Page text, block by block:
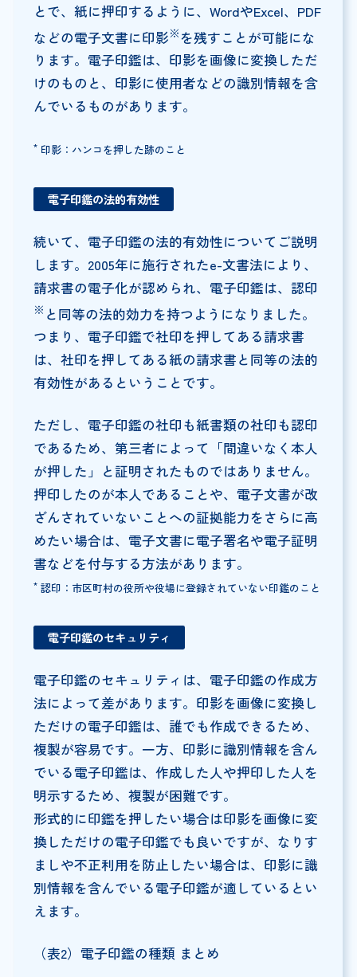
とで、紙に押印するように、WordやExcel、PDF
などの電子文書に印影※を残すことが可能にな
ります。電子印鑑は、印影を画像に変換しただ
けのものと、印影に使用者などの識別情報を含
んでいるものがあります。
*印影：ハンコを押した跡のこと
電子印鑑の法的有効性
続いて、電子印鑑の法的有効性についてご説明
します。2005年に施行されたe-文書法により、
請求書の電子化が認められ、電子印鑑は、認印
※ と同等の法的効力を持つようになりました。
つまり、電子印鑑で社印を押してある請求書
は、社印を押してある紙の請求書と同等の法的
有効性があるということです。
ただし、電子印鑑の社印も紙書類の社印も認印
であるため、第三者によって「間違いなく本人
が押した」と証明されたものではありません。
押印したのが本人であることや、電子文書が改
ざんされていないことへの証拠能力をさらに高
めたい場合は、電子文書に電子署名や電子証明
書などを付与する方法があります。
*認印：市区町村の役所や役場に登録されていない印鑑のこと
電子印鑑のセキュリティ
電子印鑑のセキュリティは、電子印鑑の作成方
法によって差があります。印影を画像に変換し
ただけの電子印鑑は、誰でも作成できるため、
複製が容易です。一方、印影に識別情報を含ん
でいる電子印鑑は、作成した人や押印した人を
明示するため、複製が困難です。
形式的に印鑑を押したい場合は印影を画像に変
換しただけの電子印鑑でも良いですが、なりす
ましや不正利用を防止したい場合は、印影に識
別情報を含んでいる電子印鑑が適しているとい
えます。
（表2）電子印鑑の種類 まとめ